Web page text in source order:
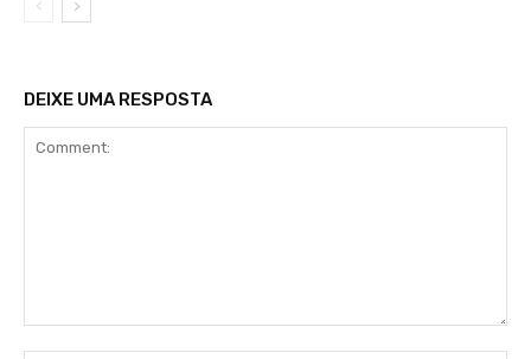
DEIXE UMA RESPOSTA